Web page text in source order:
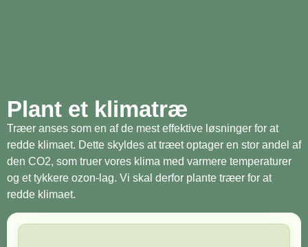
Plant et klimatræ
Træer anses som en af de mest effektive løsninger for at
redde klimaet. Dette skyldes at træet optager en stor andel af
den CO2, som truer vores klima med varmere temperaturer
og et tykkere ozon-lag. Vi skal derfor plante træer for at
redde klimaet.